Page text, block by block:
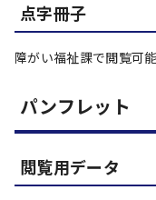
点字冊子
障がい福祉課で閲覧可能
パンフレット
閲覧用データ